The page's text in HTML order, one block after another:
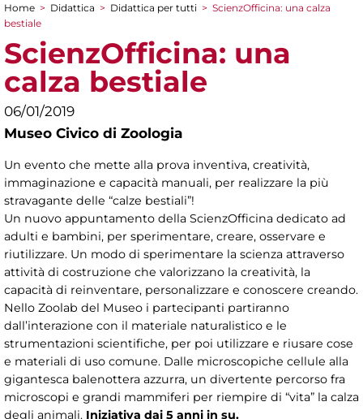
Tu sei qui
Home > Didattica > Didattica per tutti > ScienzOfficina: una calza
bestiale
ScienzOfficina: una
calza bestiale
06/01/2019
Museo Civico di Zoologia
Un evento che mette alla prova inventiva, creatività,
immaginazione e capacità manuali, per realizzare la più
stravagante delle “calze bestiali”!
Un nuovo appuntamento della ScienzOfficina dedicato ad
adulti e bambini, per sperimentare, creare, osservare e
riutilizzare. Un modo di sperimentare la scienza attraverso
attività di costruzione che valorizzano la creatività, la
capacità di reinventare, personalizzare e conoscere creando.
Nello Zoolab del Museo i partecipanti partiranno
dall’interazione con il materiale naturalistico e le
strumentazioni scientifiche, per poi utilizzare e riusare cose
e materiali di uso comune. Dalle microscopiche cellule alla
gigantesca balenottera azzurra, un divertente percorso fra
microscopi e grandi mammiferi per riempire di “vita” la calza
degli animali. Iniziativa dai 5 anni in su.